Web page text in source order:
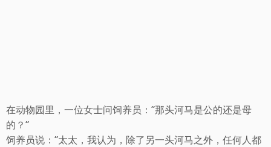
在动物园里，一位女士问饲养员：“那头河马是公的还是母
的？“
饲养员说：“太太，我认为，除了另一头河马之外，任何人都